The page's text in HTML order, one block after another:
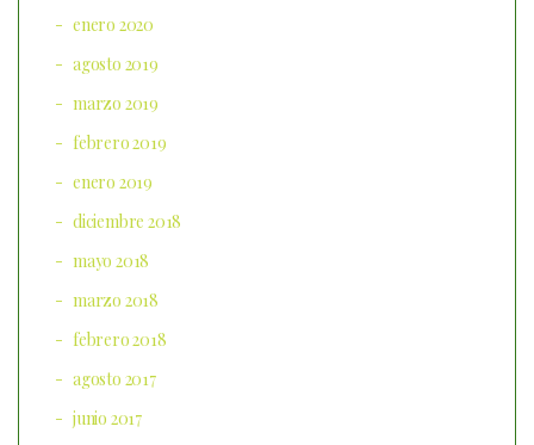
enero 2020
agosto 2019
marzo 2019
febrero 2019
enero 2019
diciembre 2018
mayo 2018
marzo 2018
febrero 2018
agosto 2017
junio 2017